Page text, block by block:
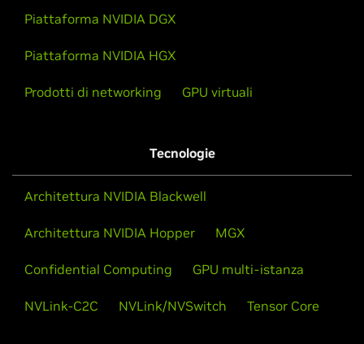
Piattaforma NVIDIA DGX
Piattaforma NVIDIA HGX
Prodotti di networking GPU virtuali
Tecnologie
Architettura NVIDIA Blackwell
Architettura NVIDIA Hopper MGX
Confidential Computing GPU multi-istanza
NVLink-C2C NVLink/NVSwitch Tensor Core